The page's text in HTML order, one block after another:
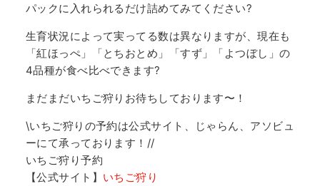
パックに入れられるだけ詰めてみてください?
生育状況によって実ってる数は異なりますが、現在も
「紅ほっぺ」「とちおとめ」「すず」「よつぼし」の
4品種が食べ比べできます?
まだまだいちご狩りお待ちしております〜！
\いちご狩りの予約は公式サイト、じゃらん、アソビュ
ーにて承っております！//
いちご狩り予約
【公式サイト】 いちご狩り